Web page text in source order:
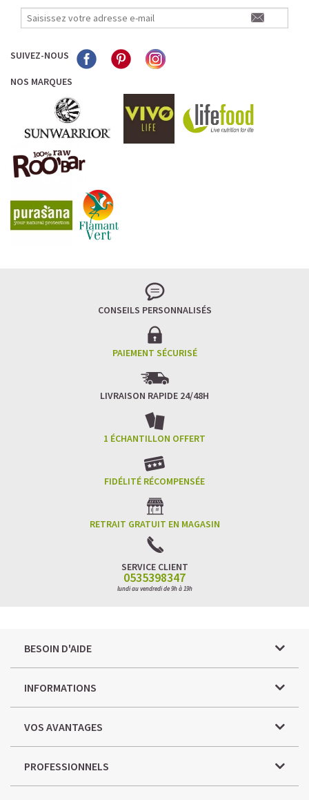
SUIVEZ-NOUS
NOS MARQUES
CONSEILS PERSONNALISÉS
PAIEMENT SÉCURISÉ
LIVRAISON RAPIDE 24/48H
1 ÉCHANTILLON OFFERT
FIDÉLITÉ RÉCOMPENSÉE
RETRAIT GRATUIT EN MAGASIN
SERVICE CLIENT
0535398347
lundi au vendredi de 9h à 19h
BESOIN D'AIDE
INFORMATIONS
VOS AVANTAGES
PROFESSIONNELS